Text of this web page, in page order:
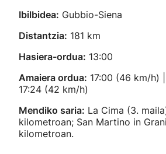
Ibilbidea: Gubbio-Siena
Distantzia: 181 km
Hasiera-ordua: 13:00
Amaiera ordua: 17:00 (46 km/h) |
17:24 (42 km/h)
Mendiko saria: La Cima (3.
kilometroan; San Martino in
kilometroan.